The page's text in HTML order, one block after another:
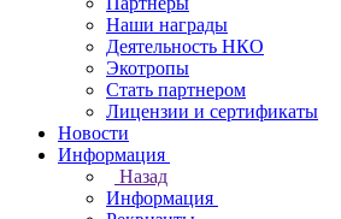
Наши награды
Деятельность НКО
Экотропы
Стать партнером
Лицензии и сертификаты
Новости
Информация
Назад
Информация